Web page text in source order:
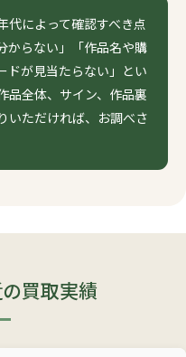
代によって確認すべき点
からない」「作品名や購
ドが見当たらない」とい
品全体、サイン、作品裏
いただければ、お調べさ
買取実績